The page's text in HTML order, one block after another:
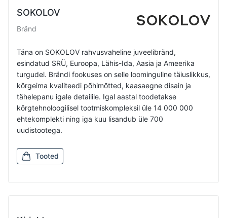
SOKOLOV
Bränd
Täna on SOKOLOV rahvusvaheline juveelibränd,
esindatud SRÜ, Euroopa, Lähis-Ida, Aasia ja Ameerika
turgudel. Brändi fookuses on selle loominguline täiuslikkus,
kõrgeima kvaliteedi põhimõtted, kaasaegne disain ja
tähelepanu igale detailile. Igal aastal toodetakse
kõrgtehnoloogilisel tootmiskompleksil üle 14 000 000
ehtekomplekti ning iga kuu lisandub üle 700
uudistootega.
Tooted